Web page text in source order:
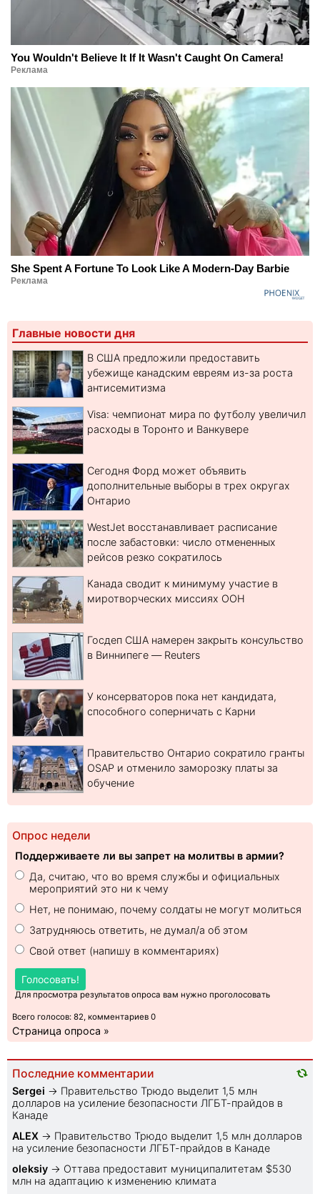
You Wouldn't Believe It If It Wasn't Caught On Camera!
Реклама
She Spent A Fortune To Look Like A Modern-Day Barbie
Реклама
Главные новости дня
В США предложили предоставить
убежище канадским евреям из-за роста
антисемитизма
Visa: чемпионат мира по футболу увеличил
расходы в Торонто и Ванкувере
Сегодня Форд может объявить
дополнительные выборы в трех округах
Онтарио
WestJet восстанавливает расписание
после забастовки: число отмененных
рейсов резко сократилось
Канада сводит к минимуму участие в
миротворческих миссиях ООН
Госдеп США намерен закрыть консульство
в Виннипеге — Reuters
У консерваторов пока нет кандидата,
способного соперничать с Карни
Правительство Онтарио сократило гранты
OSAP и отменило заморозку платы за
обучение
Опрос недели
Поддерживаете ли вы запрет на молитвы в армии?
Да, считаю, что во время службы и официальных
мероприятий это ни к чему
Нет, не понимаю, почему солдаты не могут молиться
Затрудняюсь ответить, не думал/а об этом
Свой ответ (напишу в комментариях)
Голосовать!
Для просмотра результатов опроса вам нужно проголосовать
Всего голосов: 82, комментариев 0
Страница опроса »
Последние комментарии
Sеrgei → Правительство Трюдо выделит 1,5 млн
долларов на усиление безопасности ЛГБТ-прайдов в
Канаде
ALEX → Правительство Трюдо выделит 1,5 млн долларов
на усиление безопасности ЛГБТ-прайдов в Канаде
oleksiy → Оттава предоставит муниципалитетам $530
млн на адаптацию к изменению климата